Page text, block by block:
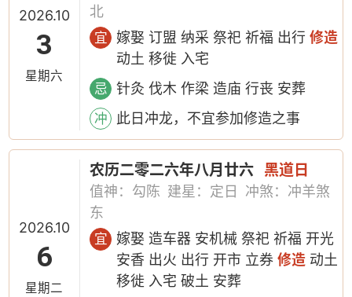
2026.10
3
星期六
北
宜 嫁娶 订盟 纳采 祭祀 祈福 出行修造
动土 移徙 入宅
忌 针灸 伐木 作梁 造庙 行丧 安葬
冲 此日冲龙，不宜参加修造之事
2026.10
6
星期二
农历二零二六年八月廿六 黑道日
值神：勾陈 建星：定日
冲煞：冲羊煞
东
宜
嫁娶 造车器 安机械 祭祀 祈福 开光
安香 出火 出行 开市 立券修造 动土
移徙 入宅 破土 安葬